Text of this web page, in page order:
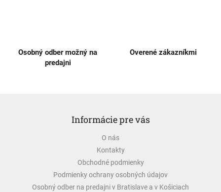
Osobný odber možný na
predajni
Overené zákazníkmi
Informácie pre vás
O nás
Kontakty
Obchodné podmienky
Podmienky ochrany osobných údajov
Osobný odber na predajni v Bratislave a v Košiciach